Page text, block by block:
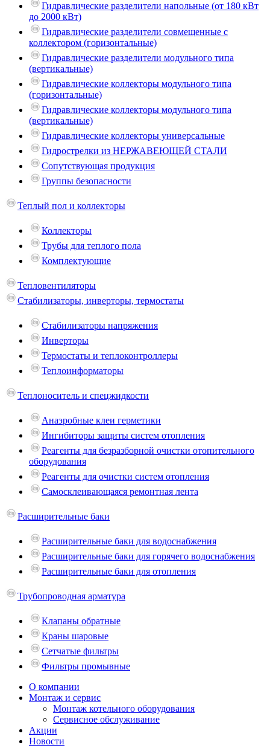
Гидравлические разделители напольные (от 180 кВт
до 2000 кВт)
Гидравлические разделители совмещенные с
коллектором (горизонтальные)
Гидравлические разделители модульного типа
(вертикальные)
Гидравлические коллекторы модульного типа
(горизонтальные)
Гидравлические коллекторы модульного типа
(вертикальные)
Гидравлические коллекторы универсальные
Гидрострелки из НЕРЖАВЕЮЩЕЙ СТАЛИ
Сопутствующая продукция
Группы безопасности
Теплый пол и коллекторы
Коллекторы
Трубы для теплого пола
Комплектующие
Тепловентиляторы
Стабилизаторы, инверторы, термостаты
Стабилизаторы напряжения
Инверторы
Термостаты и теплоконтроллеры
Теплоинформаторы
Теплоноситель и спецжидкости
Анаэробные клеи герметики
Ингибиторы защиты систем отопления
Реагенты для безразборной очистки отопительного
оборудования
Реагенты для очистки систем отопления
Самосклеивающаяся ремонтная лента
Расширительные баки
Расширительные баки для водоснабжения
Расширительные баки для горячего водоснабжения
Расширительные баки для отопления
Трубопроводная арматура
Клапаны обратные
Краны шаровые
Сетчатые фильтры
Фильтры промывные
О компании
Монтаж и сервис
Монтаж котельного оборудования
Сервисное обслуживание
Акции
Новости